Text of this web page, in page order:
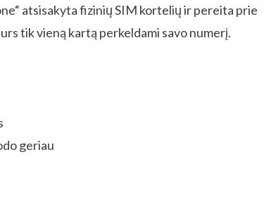
atsisakyta fizinių SIM kortelių ir pereita prie
tik vieną kartą perkeldami savo numerį.
geriau